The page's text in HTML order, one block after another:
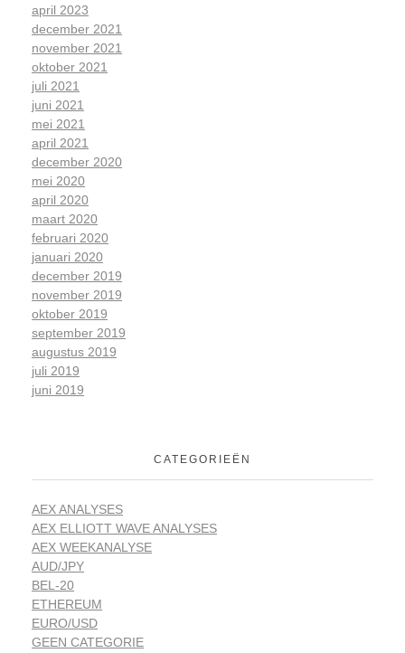
april 2023
december 2021
november 2021
oktober 2021
juli 2021
juni 2021
mei 2021
april 2021
december 2020
mei 2020
april 2020
maart 2020
februari 2020
januari 2020
december 2019
november 2019
oktober 2019
september 2019
augustus 2019
juli 2019
juni 2019
CATEGORIEËN
AEX ANALYSES
AEX ELLIOTT WAVE ANALYSES
AEX WEEKANALYSE
AUD/JPY
BEL-20
ETHEREUM
EURO/USD
GEEN CATEGORIE